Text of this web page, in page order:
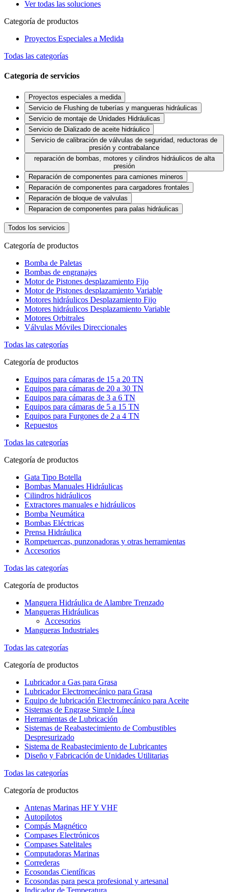
Ver todas las soluciones
Categoría de productos
Proyectos Especiales a Medida
Todas las categorías
Categoría de servicios
Proyectos especiales a medida
Servicio de Flushing de tuberías y mangueras hidráulicas
Servicio de montaje de Unidades Hidráulicas
Servicio de Dializado de aceite hidráulico
Servicio de calibración de válvulas de seguridad, reductoras de
presión y contrabalance
reparación de bombas, motores y cilindros hidráulicos de alta
presión
Reparación de componentes para camiones mineros
Reparación de componentes para cargadores frontales
Reparación de bloque de valvulas
Reparacion de componentes para palas hidráulicas
Todos los servicios
Categoría de productos
Bomba de Paletas
Bombas de engranajes
Motor de Pistones desplazamiento Fijo
Motor de Pistones desplazamiento Variable
Motores hidráulicos Desplazamiento Fijo
Motores hidráulicos Desplazamiento Variable
Motores Orbitrales
Válvulas Móviles Direccionales
Todas las categorías
Categoría de productos
Equipos para cámaras de 15 a 20 TN
Equipos para cámaras de 20 a 30 TN
Equipos para cámaras de 3 a 6 TN
Equipos para cámaras de 5 a 15 TN
Equipos para Furgones de 2 a 4 TN
Repuestos
Todas las categorías
Categoría de productos
Gata Tipo Botella
Bombas Manuales Hidráulicas
Cilindros hidráulicos
Extractores manuales e hidráulicos
Bomba Neumática
Bombas Eléctricas
Prensa Hidráulica
Rompetuercas, punzonadoras y otras herramientas
Accesorios
Todas las categorías
Categoría de productos
Manguera Hidráulica de Alambre Trenzado
Mangueras Hidráulicas
Accesorios
Mangueras Industriales
Todas las categorías
Categoría de productos
Lubricador a Gas para Grasa
Lubricador Electromecánico para Grasa
Equipo de lubricación Electromecánico para Aceite
Sistemas de Engrase Simple Línea
Herramientas de Lubricación
Sistemas de Reabastecimiento de Combustibles
Despresurizado
Sistema de Reabastecimiento de Lubricantes
Diseño y Fabricación de Unidades Utilitarias
Todas las categorías
Categoría de productos
Antenas Marinas HF Y VHF
Autopilotos
Compás Magnético
Compases Electrónicos
Compases Satelitales
Computadoras Marinas
Correderas
Ecosondas Científicas
Ecosondas para pesca profesional y artesanal
Indicador de Temperatura